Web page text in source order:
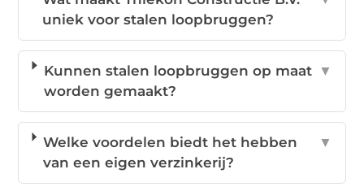
uniek voor stalen loopbruggen?
Kunnen stalen loopbruggen op maat
worden gemaakt?
▼
Welke voordelen biedt het hebben
van een eigen verzinkerij?
▼